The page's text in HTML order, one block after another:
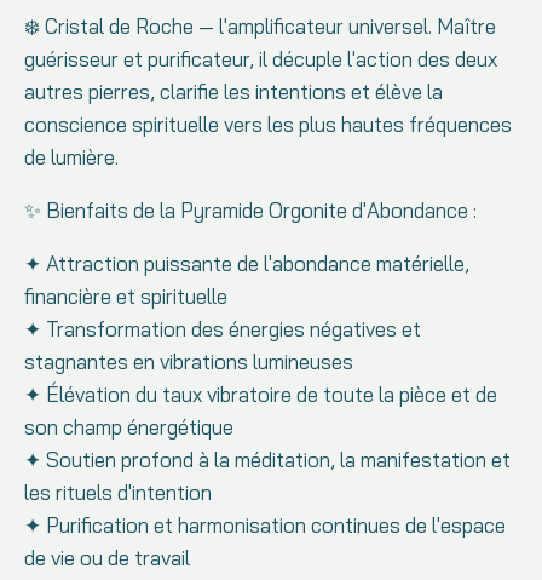
❄️ Cristal de Roche — l'amplificateur universel. Maître
guérisseur et purificateur, il décuple l'action des deux
autres pierres, clarifie les intentions et élève la
conscience spirituelle vers les plus hautes fréquences
de lumière.
✨ Bienfaits de la Pyramide Orgonite d'Abondance :
✦ Attraction puissante de l'abondance matérielle,
financière et spirituelle
✦ Transformation des énergies négatives et
stagnantes en vibrations lumineuses
✦ Élévation du taux vibratoire de toute la pièce et de
son champ énergétique
✦ Soutien profond à la méditation, la manifestation et
les rituels d'intention
✦ Purification et harmonisation continues de l'espace
de vie ou de travail